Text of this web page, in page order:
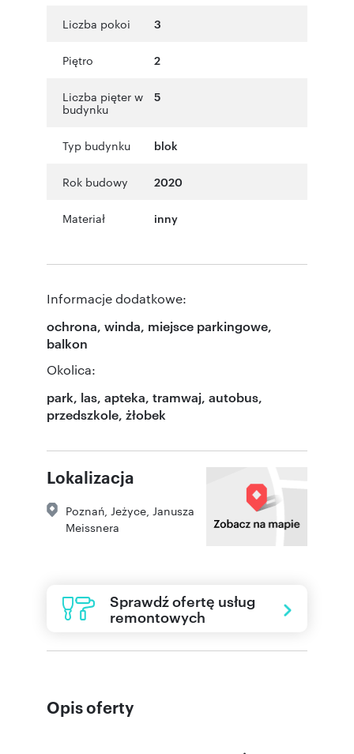
Liczba pokoi 3
Piętro 2
Liczba pięter w
budynku
5
Typ budynku blok
Rok budowy 2020
Materiał inny
Informacje dodatkowe:
ochrona, winda, miejsce parkingowe,
balkon
Okolica:
park, las, apteka, tramwaj, autobus,
przedszkole, żłobek
Lokalizacja
Poznań Jeżyce Janusza
Meissnera
Sprawdź ofertę usług
remontowych
Opis oferty